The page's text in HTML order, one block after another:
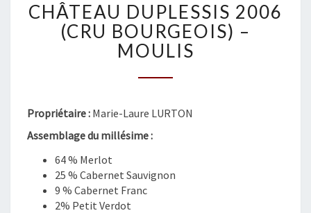
H
Â
T
E
U
S
CHÂTEAU DUPLESSIS 2006
(CRU BOURGEOIS) –
MOULIS
Propriétaire : Marie-Laure LURTON
Assemblage du millésime :
64 % Merlot
25 % Cabernet Sauvignon
9 % Cabernet Franc
2% Petit Verdot